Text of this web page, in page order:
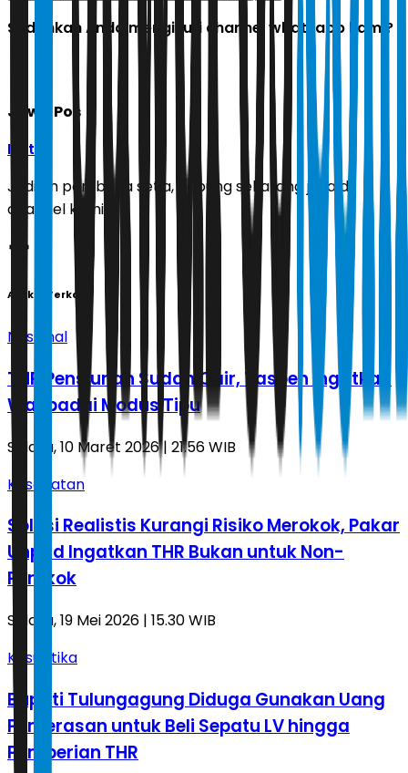
Sudahkah Anda mengikuti channel whatsapp kami?
Jawa Pos
Ikuti
Jadilah pembaca setia, gabung sekarang juga di
channel kami!
Artikel Terkait
Nasional
THR Pensiunan Sudah Cair, Taspen Ingatkan
Waspadai Modus Tipu
Selasa, 10 Maret 2026 | 21.56 WIB
Kesehatan
Solusi Realistis Kurangi Risiko Merokok, Pakar
Unpad Ingatkan THR Bukan untuk Non-
Perokok
Selasa, 19 Mei 2026 | 15.30 WIB
Kasuistika
Bupati Tulungagung Diduga Gunakan Uang
Pemerasan untuk Beli Sepatu LV hingga
Pemberian THR